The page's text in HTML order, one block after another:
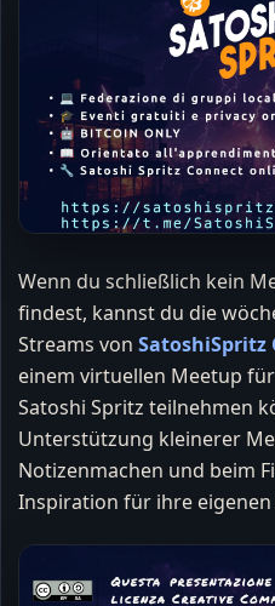
Wenn du schließlich kein
findest, kannst du die
Streams von SatoshiSpritz
einem virtuellen Meetup
Satoshi Spritz teilnehmen
Unterstützung kleinerer
Notizenmachen und beim
Inspiration für ihre